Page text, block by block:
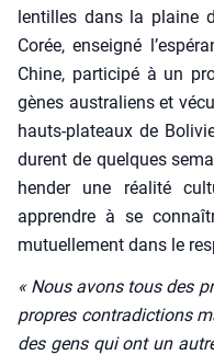
len­tilles dans la plaine
Corée, ensei­gné
Chine, par­ti­ci­pé à un
gènes aus­tra­liens et
hauts-pla­teaux de
durent de quelques
hen­der une réa­li­té
apprendre à se
mutuel­le­ment dans le
« Nous avons tous des
propres contra­dic­tions
des gens qui ont un